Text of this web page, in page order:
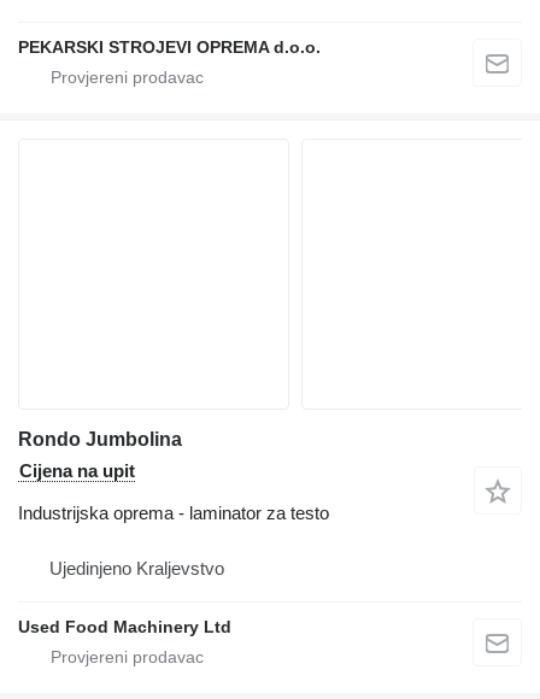
PEKARSKI STROJEVI OPREMA d.o.o.
Rondo Jumbolina
Cijena na upit
Industrijska oprema - laminator za testo
Ujedinjeno Kraljevstvo
Used Food Machinery Ltd